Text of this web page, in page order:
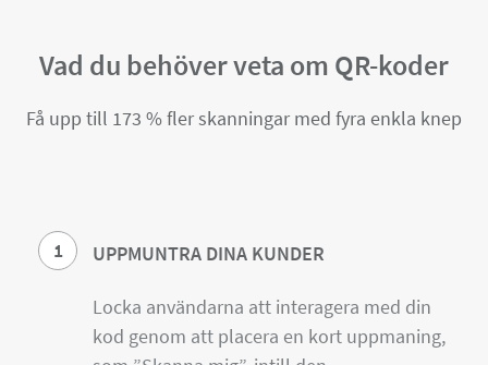
Vad du behöver veta om QR-koder
Få upp till 173 % fler skanningar med fyra enkla knep
1 UPPMUNTRA DINA KUNDER
Locka användarna att interagera med din
kod genom att placera en kort uppmaning,